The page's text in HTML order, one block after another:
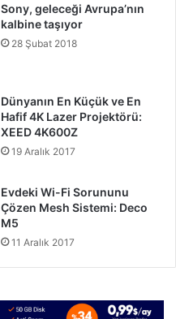
Sony, geleceği Avrupa’nın
kalbine taşıyor
28 Şubat 2018
Dünyanın En Küçük ve En
Hafif 4K Lazer Projektörü:
XEED 4K600Z
19 Aralık 2017
Evdeki Wi-Fi Sorununu
Çözen Mesh Sistemi: Deco
M5
11 Aralık 2017